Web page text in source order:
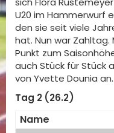
U20 im Hammerwurf
den sie seit viele
hat. Nun war Zahltag.
Punkt zum
auch Stück für Stück
von Yvette Dounia an.
Tag 2 (26.2)
Name